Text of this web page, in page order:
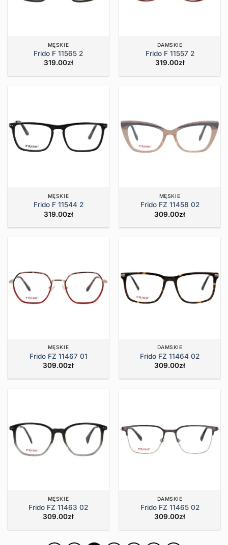
MĘSKIE
Frido F 11565 2
319.00zł
DAMSKIE
Frido F 11557 2
319.00zł
MĘSKIE
Frido F 11544 2
319.00zł
MĘSKIE
Frido FZ 11458 02
309.00zł
MĘSKIE
Frido FZ 11467 01
309.00zł
DAMSKIE
Frido FZ 11464 02
309.00zł
MĘSKIE
Frido FZ 11463 02
309.00zł
DAMSKIE
Frido FZ 11465 02
309.00zł